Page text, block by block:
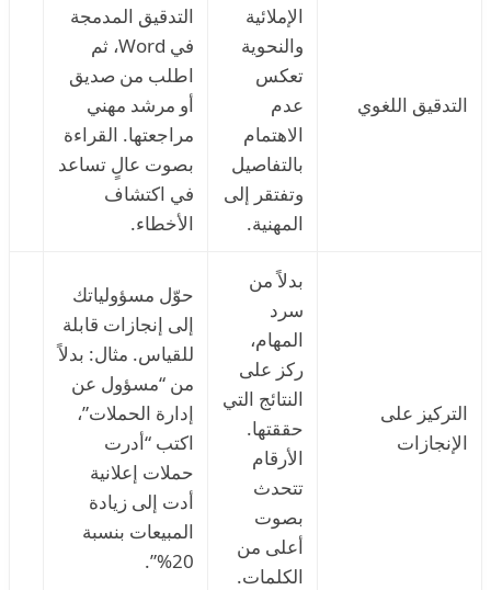
التدقيق اللغوي
الإملائية
والنحوية
تعكس
عدم
الاهتمام
بالتفاصيل
وتفتقر إلى
المهنية.
التدقيق المدمجة
في Word، ثم
اطلب من صديق
أو مرشد مهني
مراجعتها. القراءة
بصوت عالٍ تساعد
في اكتشاف
الأخطاء.
التركيز على
الإنجازات
بدلاً من
سرد
المهام،
ركز على
النتائج التي
حققتها.
الأرقام
تتحدث
بصوت
أعلى من
الكلمات.
حوّل مسؤولياتك
إلى إنجازات قابلة
للقياس. مثال: بدلاً
من “مسؤول عن
إدارة الحملات”،
اكتب “أدرت
حملات إعلانية
أدت إلى زيادة
المبيعات بنسبة
20%”.